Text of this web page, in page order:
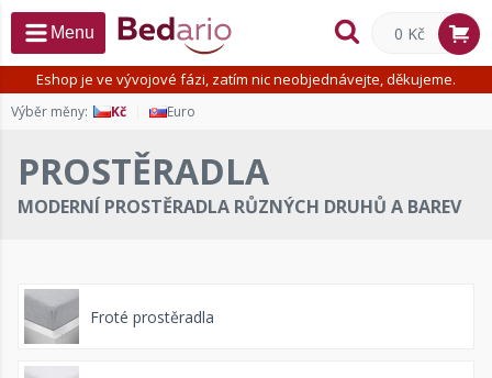
Eshop je ve vývojové fázi, zatím nic neobjednávejte, děkujeme.
Výběr měny: Kč Euro
Menu 0 Kč
PROSTĚRADLA
MODERNÍ PROSTĚRADLA RŮZNÝCH DRUHŮ A BAREV
Froté prostěradla